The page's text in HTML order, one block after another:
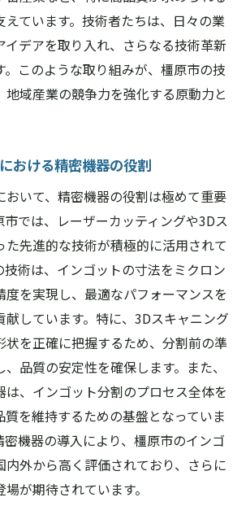
えています。技術者たちは、日々の業
イデアを取り入れ、さらなる技術革新
。このような取り組みが、橿原市の技
地域産業の競争力を強化する原動力と
おける精密機器の役割
おいて、精密機器の役割は極めて重要
市では、レーザーカッティングや3Dス
た先進的な技術が積極的に活用されて
技術は、インゴットの寸法をミクロン
度を実現し、最適なパフォーマンスを
献しています。特に、3Dスキャニング
状を正確に把握するため、分割前の準
品質の安定性を確保します。また、
は、インゴット分割のプロセス全体を
を維持するための基盤となっていま
密機器の導入により、橿原市のインゴ
内外から高く評価されており、さらに
が期待されています。